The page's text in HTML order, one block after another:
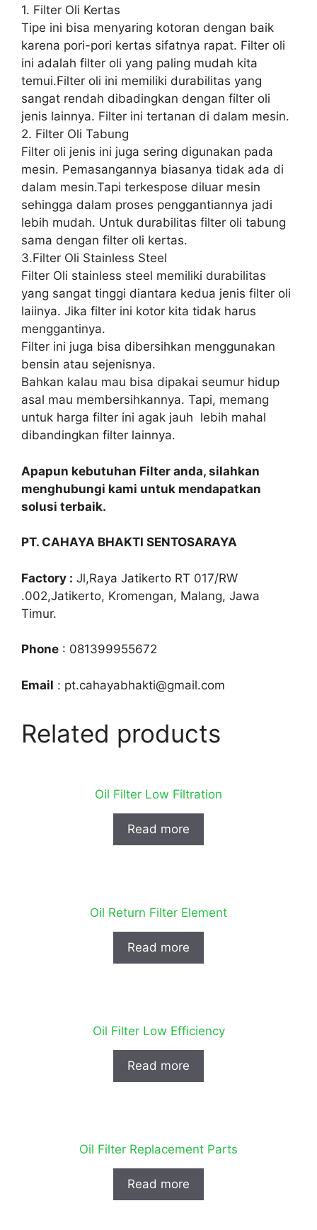
1. Filter Oli Kertas
Tipe ini bisa menyaring kotoran dengan baik
karena pori-pori kertas sifatnya rapat. Filter oli
ini adalah filter oli yang paling mudah kita
temui.Filter oli ini memiliki durabilitas yang
sangat rendah dibadingkan dengan filter oli
jenis lainnya. Filter ini tertanan di dalam mesin.
2. Filter Oli Tabung
Filter oli jenis ini juga sering digunakan pada
mesin. Pemasangannya biasanya tidak ada di
dalam mesin.Tapi terkespose diluar mesin
sehingga dalam proses penggantiannya jadi
lebih mudah. Untuk durabilitas filter oli tabung
sama dengan filter oli kertas.
3.Filter Oli Stainless Steel
Filter Oli stainless steel memiliki durabilitas
yang sangat tinggi diantara kedua jenis filter oli
laiinya. Jika filter ini kotor kita tidak harus
menggantinya.
Filter ini juga bisa dibersihkan menggunakan
bensin atau sejenisnya.
Bahkan kalau mau bisa dipakai seumur hidup
asal mau membersihkannya. Tapi, memang
untuk harga filter ini agak jauh lebih mahal
dibandingkan filter lainnya.
Apapun kebutuhan Filter anda, silahkan
menghubungi kami untuk mendapatkan
solusi terbaik.
PT. CAHAYA BHAKTI SENTOSARAYA
Factory : Jl,Raya Jatikerto RT 017/RW
.002,Jatikerto, Kromengan, Malang, Jawa
Timur.
Phone : 081399955672
Email : pt.cahayabhakti@gmail.com
Related products
Oil Filter Low Filtration
Read more
Oil Return Filter Element
Read more
Oil Filter Low Efficiency
Read more
Oil Filter Replacement Parts
Read more